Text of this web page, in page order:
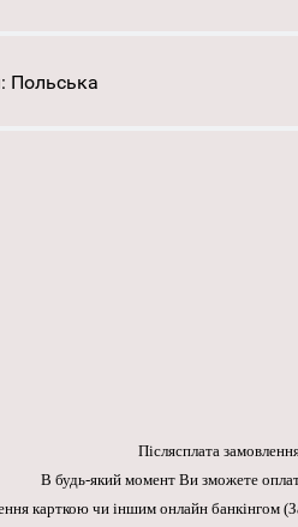
: Польська
Післясплата
В будь-який момент Ви зможете
карткою чи іншим онлайн банкінгом